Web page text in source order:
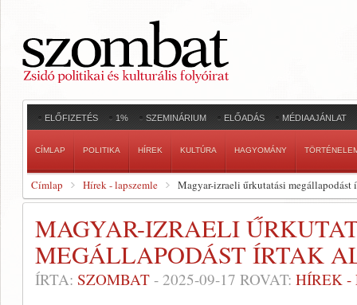
ELŐFIZETÉS 1% SZEMINÁRIUM ELŐADÁS MÉDIAAJÁNLAT
CÍMLAP POLITIKA HÍREK KULTÚRA HAGYOMÁNY
Címlap Hírek - lapszemle Magyar-izraeli űrkutatási megállapodást
MAGYAR-IZRAELI
MEGÁLLAPODÁST ÍRTAK
ÍRTA: SZOMBAT - 2025-09-17 ROVAT: HÍREK -